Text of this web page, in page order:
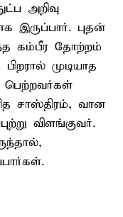
அறிவு
புதன்
கம்பீர தோற்றம்
முடியாத
சாஸ்திரம், வான
விளங்குவர்.